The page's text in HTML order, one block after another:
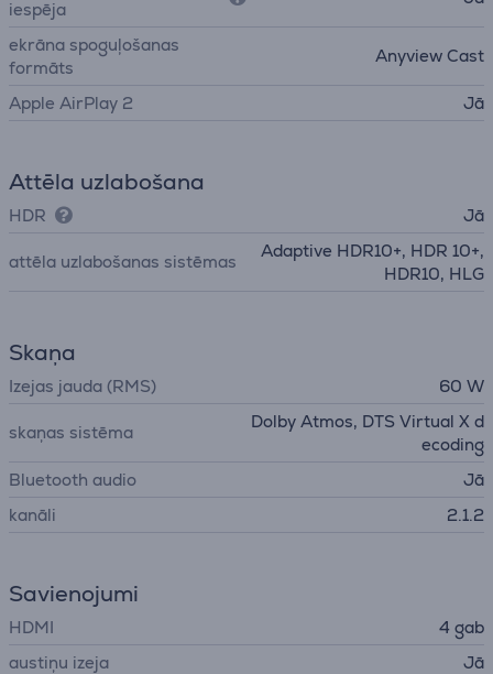
iespēja
ekrāna spoguļošanas
formāts
Anyview Cast
Apple AirPlay 2 Jā
Attēla uzlabošana
HDR Jā
attēla uzlabošanas sistēmas
Adaptive HDR10+, HDR 10+,
HDR10, HLG
Skaņa
Izejas jauda (RMS) 60 W
skaņas sistēma
Dolby Atmos, DTS Virtual X d
ecoding
Bluetooth audio
Jā
kanāli
2.1.2
Savienojumi
HDMI
4 gab
austiņu izeja
Jā